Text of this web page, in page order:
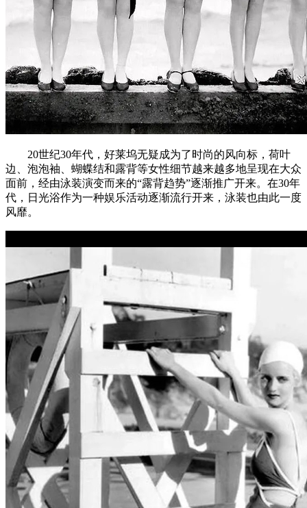
20世纪30年代，好莱坞无疑成为了时尚的风向标，荷叶
边、泡泡袖、蝴蝶结和露背等女性细节越来越多地呈现在大众
面前，经由泳装演变而来的“露背趋势”逐渐推广开来。在30年
代，日光浴作为一种娱乐活动逐渐流行开来，泳装也由此一度
风靡。